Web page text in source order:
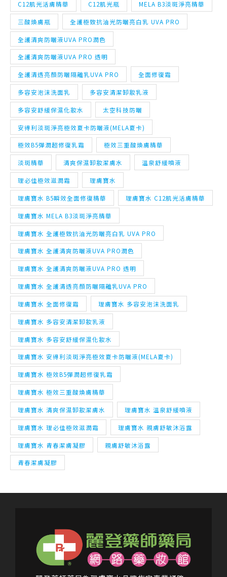
C12肌光活膚精華 C12肌光瓶 MELA B3淡斑淨亮精華
三酸煥膚瓶 全護極致抗油光防曬亮白乳 UVA PRO
全護清爽防曬液UVA PRO潤色
全護清爽防曬液UVA PRO 透明
全護清透亮顏防曬隔離乳UVA PRO 全面修復霜
多容安泡沫洗面乳 多容安清潔卸妝乳液
多容安舒緩保濕化妝水 太空科技防曬
安得利淡斑淨亮極效夏卡防曬液(MELA夏卡)
極效B5彈潤超修復乳霜 極效三重酸煥膚精華
淡斑精華 清爽保濕卸妝潔膚水 溫泉舒緩噴液
理必佳極效滋潤霜 理膚寶水
理膚寶水 B5瞬效全面修復精華 理膚寶水 C12肌光活膚精華
理膚寶水 MELA B3淡斑淨亮精華
理膚寶水 全護極致抗油光防曬亮白乳 UVA PRO
理膚寶水 全護清爽防曬液UVA PRO潤色
理膚寶水 全護清爽防曬液UVA PRO 透明
理膚寶水 全護清透亮顏防曬隔離乳UVA PRO
理膚寶水 全面修復霜 理膚寶水 多容安泡沫洗面乳
理膚寶水 多容安清潔卸妝乳液
理膚寶水 多容安舒緩保濕化妝水
理膚寶水 安得利淡斑淨亮極效夏卡防曬液(MELA夏卡)
理膚寶水 極效B5彈潤超修復乳霜
理膚寶水 極效三重酸煥膚精華
理膚寶水 清爽保濕卸妝潔膚水 理膚寶水 溫泉舒緩噴液
理膚寶水 理必佳極效滋潤霜 理膚寶水 親膚舒敏沐浴露
理膚寶水 青春潔膚凝膠 親膚舒敏沐浴露
青春潔膚凝膠